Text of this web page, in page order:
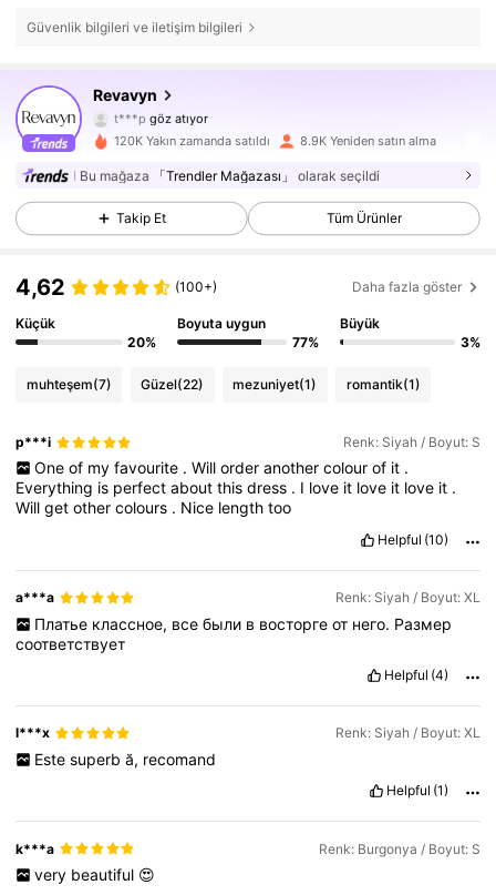
Güvenlik bilgileri ve iletişim bilgileri
Revavyn
t***p göz atıyor
4,65 49K Takipçiler
4,65 49K Takipçiler
4,65 49K Takipçiler
49K Takipçiler
4,65 49K Takipçiler
120K Yakın zamanda satıldı 8.9K Yeniden satın alma
Bu mağaza 「Trendler Mağazası」 olarak seçildi
Takip Et Tüm Ürünler
4,62 (100+) Daha fazla göster
Küçük
20%
Boyuta uygun
77%
Büyük
3%
muhteşem(7) Güzel(22) mezuniyet(1) romantik(1)
p***i Renk: Siyah / Boyut: S
One of my favourite . Will order another colour of it .
Everything is perfectaboutthisdress . I love it love it love it .
Willgetothercolours . Nice lengthtoo
Helpful (10)
a***a Renk: Siyah / Boyut: XL
Платье классное, все были в восторге от него. Размер
соответствует
Helpful (4)
l***x Renk: Siyah / Boyut: XL
Este superb ă, recomand
Helpful (1)
k***a Renk: Burgonya / Boyut: S
very beautiful 😍